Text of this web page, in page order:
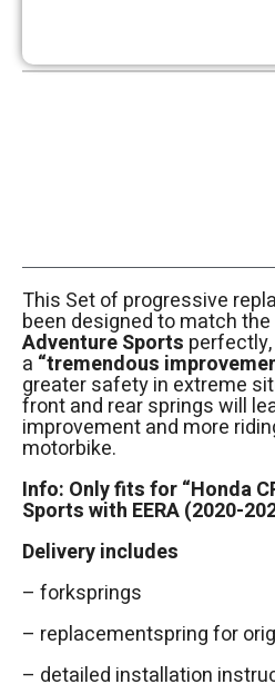
This Set of progressive
been designed to match the
Adventure Sports
a “tremendous
greater safety in extreme
front and rear springs will
improvement and more
motorbike.
Info: Only fitsfor “Honda
Sports with EERA (2020-
Delivery includes
– forksprings
– replacementspring for
– detailed installation